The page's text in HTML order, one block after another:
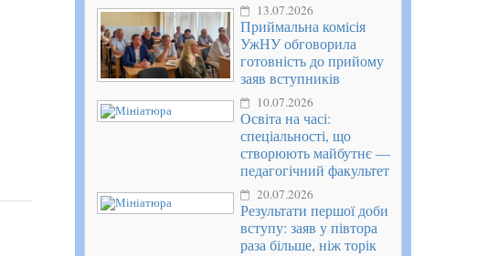
13.07.2026
Приймальна комісія
УжНУ обговорила
готовність до прийому
заяв вступників
10.07.2026
Освіта на часі:
спеціальності, що
створюють майбутнє —
педагогічний факультет
20.07.2026
Результати першої доби
вступу: заяв у півтора
раза більше, ніж торік